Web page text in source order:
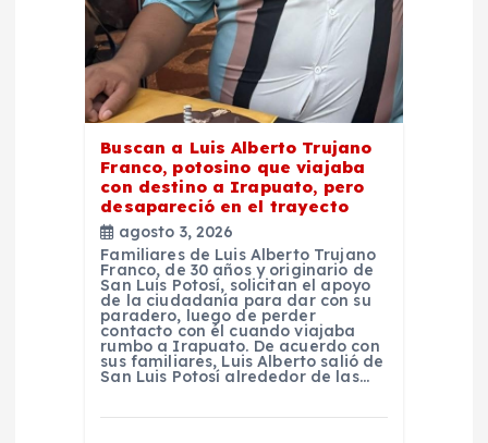
Buscan a Luis Alberto Trujano
Franco, potosino que viajaba
con destino a Irapuato, pero
desapareció en el trayecto
agosto 3, 2026
Familiares de Luis Alberto Trujano
Franco, de 30 años y originario de
San Luis Potosí, solicitan el apoyo
de la ciudadanía para dar con su
paradero, luego de perder
contacto con él cuando viajaba
rumbo a Irapuato. De acuerdo con
sus familiares, Luis Alberto salió de
San Luis Potosí alrededor de las…